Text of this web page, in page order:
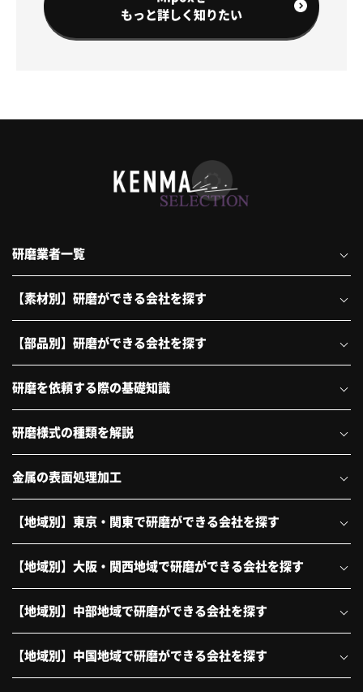
もっと詳しく知りたい
研磨業者一覧
【素材別】研磨ができる会社を探す
【部品別】研磨ができる会社を探す
研磨を依頼する際の基礎知識
研磨様式の種類を解説
金属の表面処理加工
【地域別】東京・関東で研磨ができる会社を探す
【地域別】大阪・関西地域で研磨ができる会社を探す
【地域別】中部地域で研磨ができる会社を探す
【地域別】中国地域で研磨ができる会社を探す